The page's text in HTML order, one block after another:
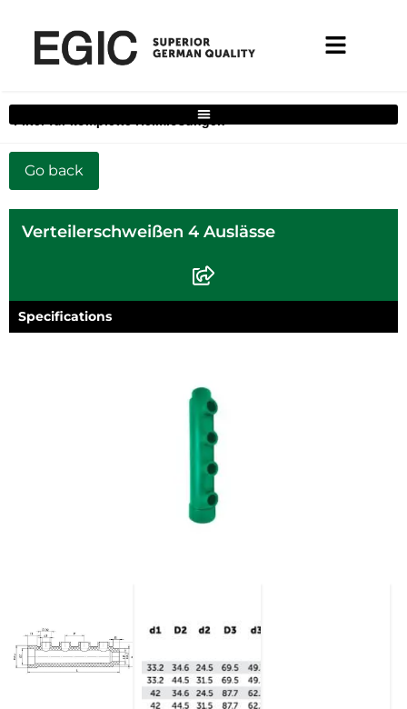
Filter für komplette Heimlösungen
Verteilerschweißen 4 Auslässe
Specifications